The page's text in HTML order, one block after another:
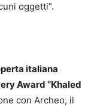
oggetti”.
italiana
Award “Khaled
con Archeo, il